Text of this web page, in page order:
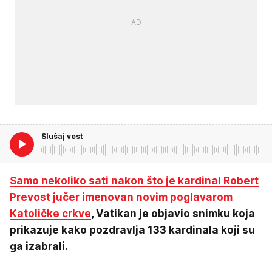
Slušaj vest
Samo nekoliko sati nakon što je kardinal Robert
Prevost jučer imenovan novim poglavarom
Katoličke crkve, Vatikan je objavio snimku koja
prikazuje kako pozdravlja 133 kardinala koji su
ga izabrali.